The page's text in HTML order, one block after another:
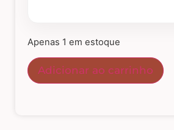
Caixas de MDF
Apenas 1 em estoque
Adicionar ao carrinho